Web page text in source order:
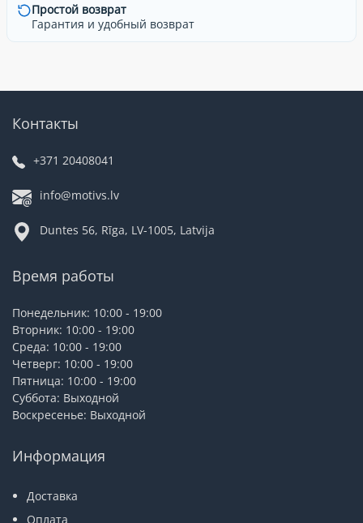
Простой возврат
Гарантия и удобный возврат
Контакты
+371 20408041
info@motivs.lv
Duntes 56, Rīga, LV-1005, Latvija
Время работы
Понедельник: 10:00 - 19:00
Вторник: 10:00 - 19:00
Среда: 10:00 - 19:00
Четверг: 10:00 - 19:00
Пятница: 10:00 - 19:00
Суббота: Выходной
Воскресенье: Выходной
Информация
Доставка
Оплата